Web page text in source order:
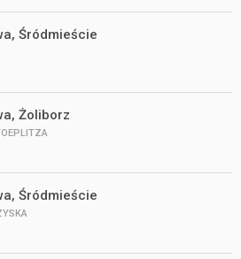
Śródmieście
Żoliborz
Śródmieście